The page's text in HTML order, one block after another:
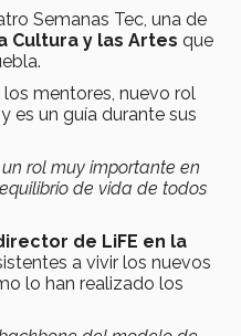
Semanas Tec, una de
Cultura y las Artes que
mentores, nuevo rol
es un guía durante sus
rol muy importante en
de vida de todos
de LiFE en la
a vivir los nuevos
lo han realizado los